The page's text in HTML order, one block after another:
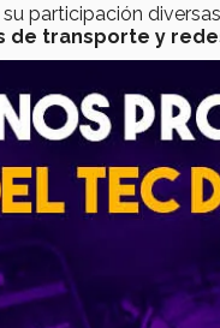
participación
de transporte y